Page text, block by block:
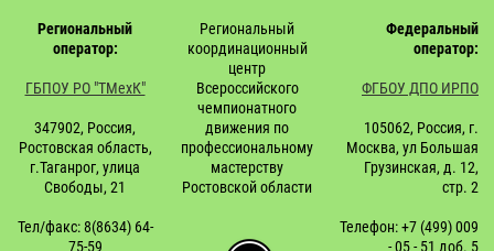
Региональный
оператор:
ГБПОУ РО "ТМехК"
347902, Россия,
Ростовская область,
г.Таганрог, улица
Свободы, 21
Тел/факс: 8(8634) 64-
75-59
Региональный
координационный
центр
Всероссийского
чемпионатного
движения по
профессиональному
мастерству
Ростовской области
Федеральный
оператор:
ФГБОУ ДПО ИРПО
105062, Россия, г.
Москва, ул Большая
Грузинская, д. 12,
стр. 2
Телефон: +7 (499) 009
- 05 - 51 доб. 5